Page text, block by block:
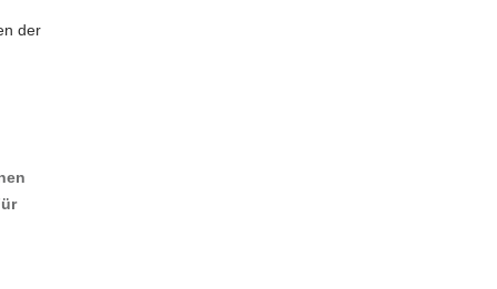
der